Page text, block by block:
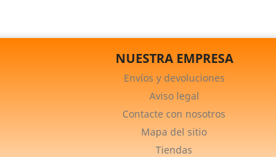
NUESTRA EMPRESA
Envíos y devoluciones
Aviso legal
Contacte con nosotros
Mapa del sitio
Tiendas